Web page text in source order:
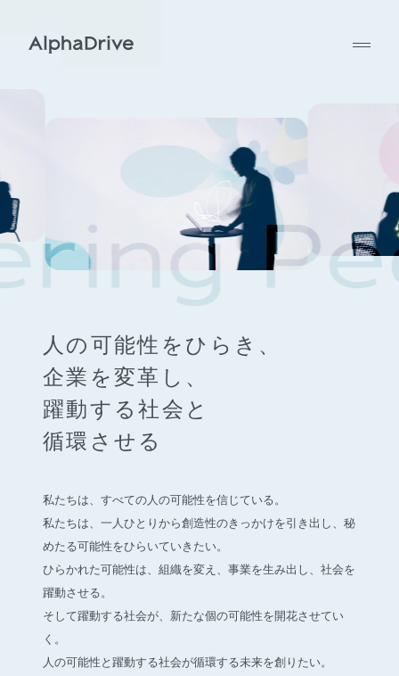
人の可能性をひらき、
企業を変革し、
躍動する社会と
循環させる
私たちは、すべての人の可能性を信じている。
私たちは、一人ひとりから創造性のきっかけを引き出し、 秘
めたる可能性をひらいていきたい。
ひらかれた可能性は、組織を変え、事業を生み出し、社会を
躍動させる。
そして躍動する社会が、新たな個の可能性を開花させてい
く。
人の可能性と躍動する社会が循環する未来を創りたい。